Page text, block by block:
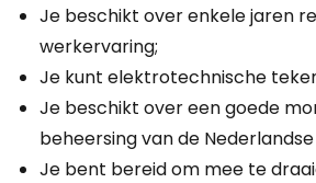
Je beschikt over enkele jaren
werkervaring;
Je kunt elektrotechnische
Je beschikt over een goede
beheersing van de
Je bent bereid om mee te